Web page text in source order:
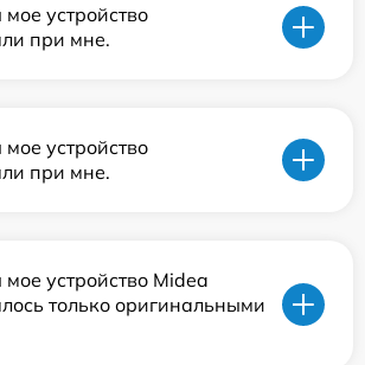
устройство
при мне.
устройство
при мне.
мое устройство Midea
только оригинальными